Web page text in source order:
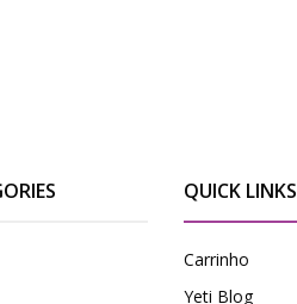
QUICK LINKS
Carrinho
Yeti Blog